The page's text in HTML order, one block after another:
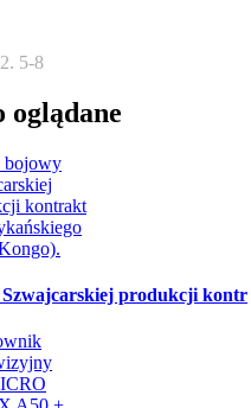
5-8
oglądane
produkcji kontr